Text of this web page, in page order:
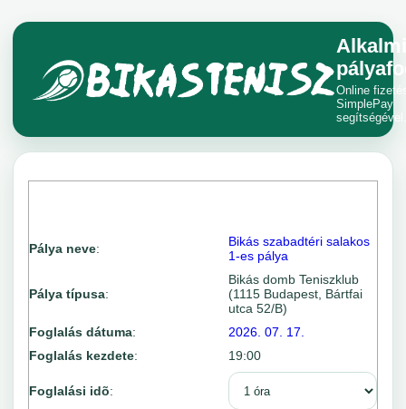
Alkalmi
Online
SimplePay
segítségével.
Pálya neve:
Bikás szabadtéri salakos
1-es pálya
Pálya típusa:
Bikás domb Teniszklub
(1115 Budapest, Bártfai
utca 52/B)
Foglalás dátuma:
2026. 07. 17.
Foglalás kezdete: 19:00
Foglalási idõ: